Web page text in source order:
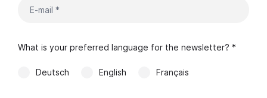
What is your preferred language for the newsletter? *
Deutsch English Français